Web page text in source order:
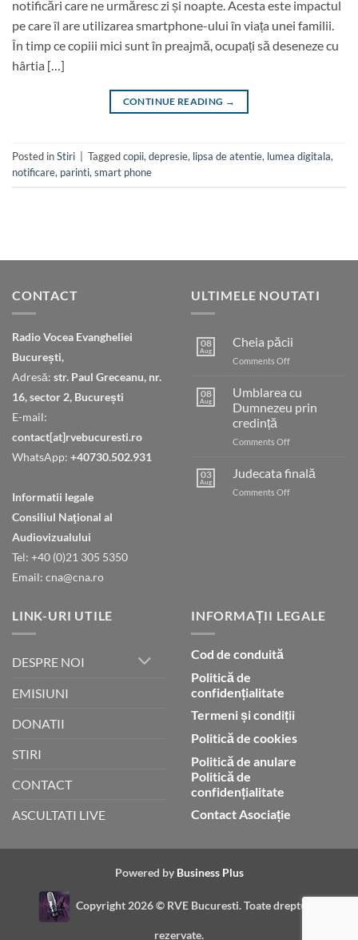
notificări care ne urmăresc zi și noapte. Acesta este impactul
pe care îl are utilizarea smartphone-ului în viața unei familii.
În timp ce copiii mici sunt în preajmă, ocupați să deseneze cu
hârtia […]
CONTINUE READING →
Posted inStiri Taggedcopii, depresie, lipsa de atentie, lumea digitala,
notificare, parinti, smart phone
CONTACT
Radio Vocea Evangheliei
București,
Adresă: str. Paul Greceanu, nr.
16, sector 2, București
E-mail:
contact[at]rvebucuresti.ro
WhatsApp: +40730.502.931
Informatii legale
Consiliul Naţional al
Audiovizualului
Tel: +40 (0)21 305 5350
Email: cna@cna.ro
ULTIMELE NOUTATI
08
Aug
Cheia păcii
Comments Offon
08
Aug
Umblarea cu
Dumnezeu prin
credință
Comments Offon
cu
Dumnezeu
prin
03
Aug
Judecata finală
Comments Offon
LINK-URI UTILE
DESPRE NOI
EMISIUNI
DONATII
STIRI
CONTACT
ASCULTATI LIVE
INFORMAȚII LEGALE
Cod de conduită
Politică de
confidențialitate
Termeni și condiții
Politică de cookies
Politică de anulare
Politică de
confidențialitate
Contact Asociație
Powered by Business Plus
Copyright 2026 © RVE Bucuresti. Toate drepturile
rezervate.